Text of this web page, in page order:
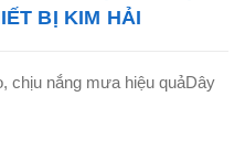
BỊ KIM HẢI
chịu nắng mưa hiệu quảDây